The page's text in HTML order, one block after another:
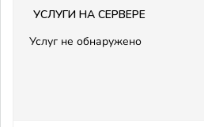
Услуги на сервере
Услуг не обнаружено